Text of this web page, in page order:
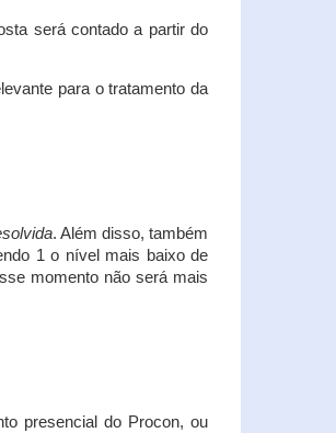
será contado a partir do
para o tratamento da
. Além disso, também
1 o nível mais baixo de
momento não será mais
presencial do Procon, ou